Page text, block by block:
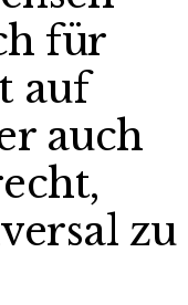
für
auf
auch
zu